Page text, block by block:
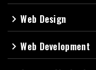
navigate_nextWeb Design
navigate_nextWeb Development